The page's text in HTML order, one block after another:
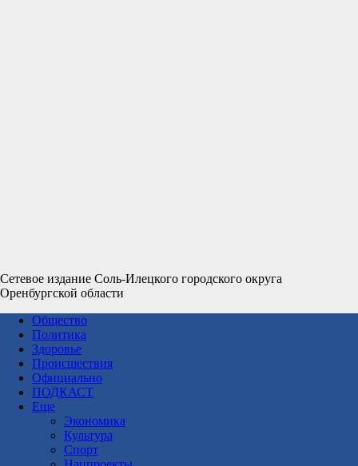
Сетевое издание Соль-Илецкого городского округа
Оренбургской области
Общество
Политика
Здоровье
Происшествия
Официально
ПОДКАСТ
Еще
Экономика
Культура
Спорт